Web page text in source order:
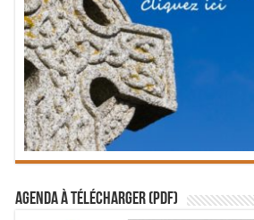
Agenda à télécharger (PDF)